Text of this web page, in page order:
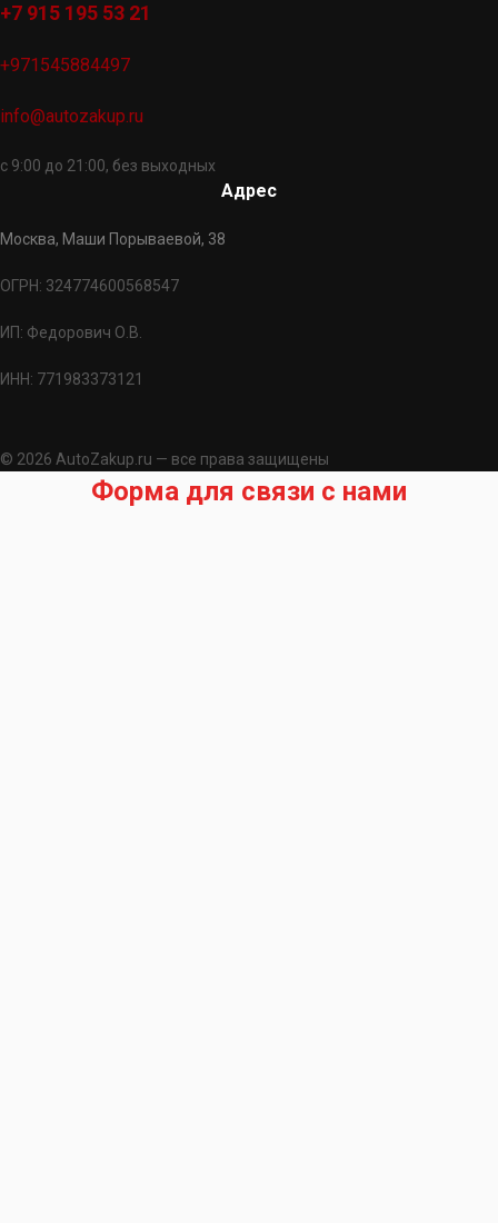
+7 915 195 53 21
+971545884497
info@autozakup.ru
с 9:00 до 21:00, без выходных
Адрес
Москва, Маши Порываевой, 38
ОГРН: 324774600568547
ИП: Федорович О.В.
ИНН: 771983373121
© 2026 AutoZakup.ru — все права защищены
Форма для связи с нами